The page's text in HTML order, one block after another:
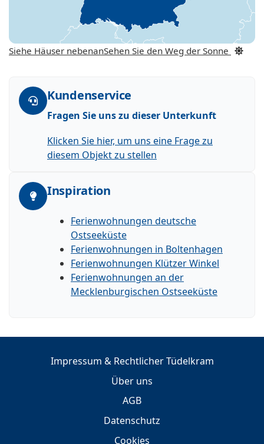
Siehe Häuser nebenanSehen Sie den Weg der Sonne
Kundenservice
Fragen Sie uns zu dieser Unterkunft
Klicken Sie hier, um uns eine Frage zu
diesem Objekt zu stellen
Inspiration
Ferienwohnungen deutsche
Ostseeküste
Ferienwohnungen in Boltenhagen
Ferienwohnungen Klützer Winkel
Ferienwohnungen an der
Mecklenburgischen Ostseeküste
Impressum & Rechtlicher Tüdelkram
Über uns
AGB
Datenschutz
Cookies